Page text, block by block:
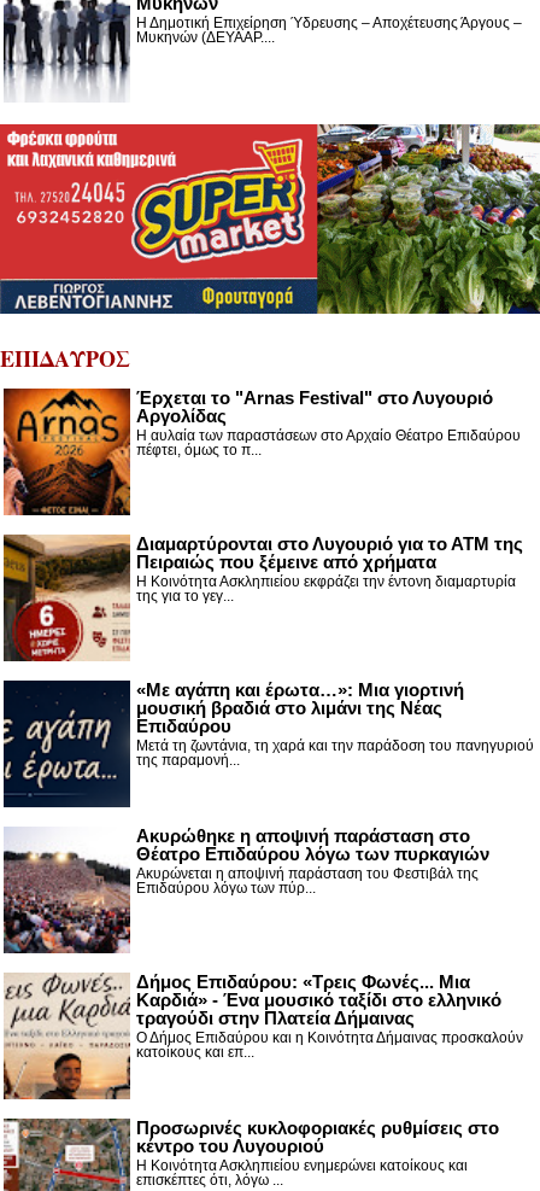
Η Δημοτική Επιχείρηση Ύδρευσης – Αποχέτευσης Άργους –
Μυκηνών (ΔΕΥΑΑΡ....
ΕΠΙΔΑΥΡΟΣ
Έρχεται το "Arnas Festival" στο Λυγουριό
Αργολίδας
Η αυλαία των παραστάσεων στο Αρχαίο Θέατρο Επιδαύρου
πέφτει, όμως το π...
Διαμαρτύρονται στο Λυγουριό για το ΑΤΜ της
Πειραιώς που ξέμεινε από χρήματα
Η Κοινότητα Ασκληπιείου εκφράζει την έντονη διαμαρτυρία
της για το γεγ...
«Με αγάπη και έρωτα…»: Μια γιορτινή
μουσική βραδιά στο λιμάνι της Νέας
Επιδαύρου
Μετά τη ζωντάνια, τη χαρά και την παράδοση του πανηγυριού
της παραμονή...
Ακυρώθηκε η αποψινή παράσταση στο
Θέατρο Επιδαύρου λόγω των πυρκαγιών
Ακυρώνεται η αποψινή παράσταση του Φεστιβάλ της
Επιδαύρου λόγω των πύρ...
Δήμος Επιδαύρου: «Τρεις Φωνές... Μια
Καρδιά» - Ένα μουσικό ταξίδι στο ελληνικό
τραγούδι στην Πλατεία Δήμαινας
Ο Δήμος Επιδαύρου και η Κοινότητα Δήμαινας προσκαλούν
κατοίκους και επ...
Προσωρινές κυκλοφοριακές ρυθμίσεις στο
κέντρο του Λυγουριού
Η Κοινότητα Ασκληπιείου ενημερώνει κατοίκους και
επισκέπτες ότι, λόγω ...